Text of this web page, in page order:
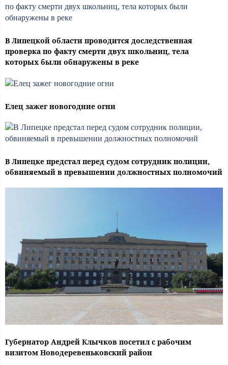
В Липецкой области проводится доследственная
проверка по факту смерти двух школьниц, тела
которых были обнаружены в реке
Елец зажег новогодние огни
В Липецке предстал перед судом сотрудник полиции,
обвиняемый в превышении должностных полномочий
Губернатор Андрей Клычков посетил с рабочим
визитом Новодеревеньковский район